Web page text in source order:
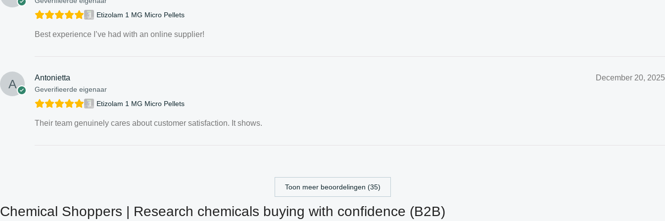
Etizolam 1 MG Micro Pellets
Best experience I’ve had with an online supplier!
Antonietta
Geverifieerde eigenaar
December 20, 2025
Etizolam 1 MG Micro Pellets
Their team genuinely cares about customer satisfaction. It shows.
Toon meer beoordelingen (35)
Chemical Shoppers | Research chemicals buying with confidence (B2B)